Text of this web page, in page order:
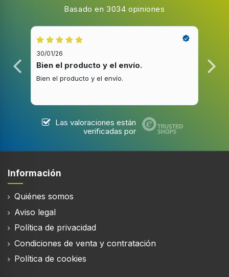
Basado en 3034 opiniones
30/01/26
Bien el producto y el envío.
Bien el producto y el envío.
Las valoraciones están
verificadas por
Información
Quiénes somos
Aviso legal
Política de privacidad
Condiciones de venta y contratación
Política de cookies